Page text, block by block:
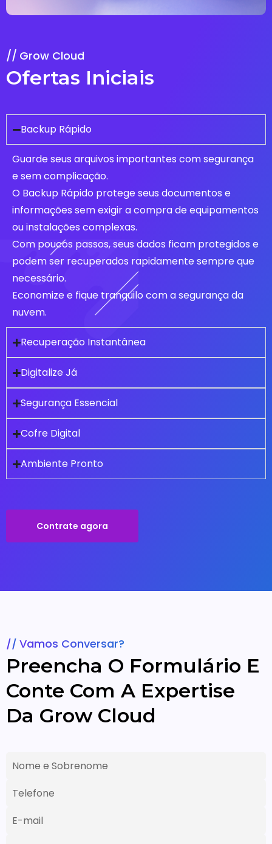
Grow Cloud
Ofertas Iniciais
Backup Rápido
Guarde seus arquivos importantes com segurança
e sem complicação.
O Backup Rápido protege seus documentos e
informações sem exigir a compra de equipamentos
ou instalações complexas.
Com poucos passos, seus dados ficam protegidos e
podem ser recuperados rapidamente sempre que
necessário.
Economize e fique tranquilo com a segurança da
nuvem.
Recuperação Instantânea
Digitalize Já
Segurança Essencial
Cofre Digital
Ambiente Pronto
Contrate agora
Vamos Conversar?
Preencha O Formulário E
Conte Com A Expertise
Da Grow Cloud